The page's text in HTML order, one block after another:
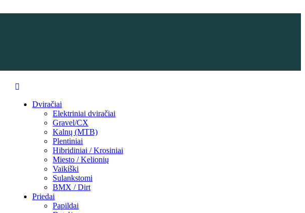
Dviračiai
Elektriniai dviračiai
Gravel/CX
Kalnų (MTB)
Plentiniai
Hibridiniai / Krosiniai
Miesto / Kelionių
Vaikiški
Sulankstomi
BMX / Dirt
Priedai
Papildai